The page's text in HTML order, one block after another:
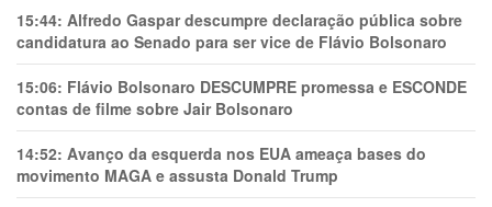
15:44: Alfredo Gaspar descumpre declaração pública sobre
candidatura ao Senado para ser vice de Flávio Bolsonaro
15:06: Flávio Bolsonaro DESCUMPRE promessa e ESCONDE
contas de filme sobre Jair Bolsonaro
14:52: Avanço da esquerda nos EUA ameaça bases do
movimento MAGA e assusta Donald Trump